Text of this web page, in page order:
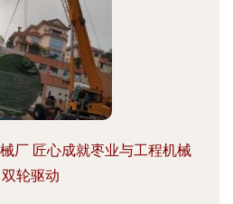
厂 匠心成就枣业与工程机械
双轮驱动